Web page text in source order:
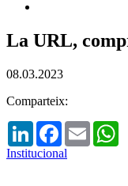
La URL,
08.03.2023
Comparteix:
LinkedInFacebook
Email
Institucional